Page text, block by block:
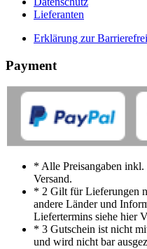
Lieferanten
Erklärung zur
Payment
* Alle Preisangaben
Versand.
* 2 Gilt für Lieferungen
andere Länder und
Liefertermins siehe hier
* 3 Gutschein ist nicht
und wird nicht bar